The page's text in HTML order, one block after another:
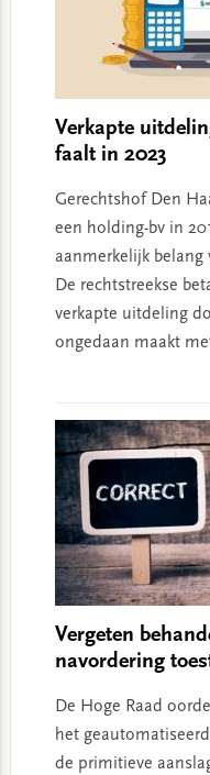
Verkapte
faalt in 2023
Gerechtshof Den
een holding-bv in
aanmerkelijk belang
De rechtstreekse
verkapte uitdeling
ongedaan maakt
Vergeten
navordering
De Hoge Raad
het
de primitieve